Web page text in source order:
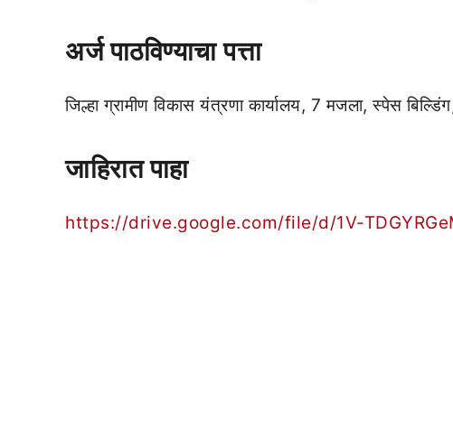
अर्ज पाठविण्याचा पत्ता
जिल्हा ग्रामीण विकास यंत्रणा कार्यालय, 7 मजला, स्पेस
जाहिरात पाहा
https://drive.google.com/file/d/1V-